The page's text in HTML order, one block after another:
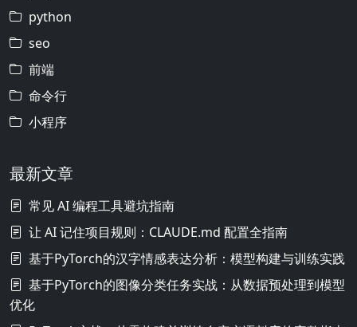
python
seo
前端
命令行
小程序
最新文章
常见 AI 编程工具避坑指南
让 AI 记住项目规则：CLAUDE.md 配置全指南
基于PyTorch的汉字情感表达分析：模型构建与训练实践
基于PyTorch的图像分类任务实战：从数据预处理到模型
优化